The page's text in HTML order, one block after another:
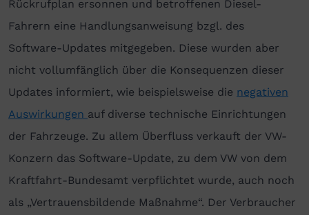
Rückrufplan ersonnen und betroffenen Diesel-
Fahrern eine Handlungsanweisung bzgl. des
Software-Updates mitgegeben. Diese wurden aber
nicht vollumfänglich über die Konsequenzen dieser
Updates informiert, wie beispielsweise die negativen
Auswirkungen auf diverse technische Einrichtungen
der Fahrzeuge. Zu allem Überfluss verkauft der VW-
Konzern das Software-Update, zu dem VW von dem
Kraftfahrt-Bundesamt verpflichtet wurde, auch noch
als „Vertrauensbildende Maßnahme“. Der Verbraucher